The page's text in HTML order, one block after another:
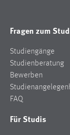
Fragen zum
Studiengänge
Studienberatung
Bewerben
FAQ
Für Studis
Cookie
Jahre,
Name: